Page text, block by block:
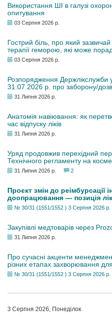
Використання ШІ в галузі
опитування
03 Серпня 2026 р.
Гострий біль, про який зазвичай
терапії геморою, які може
03 Серпня 2026 р.
Розпорядження Держлікслужби
31.07.2026 р. про заборону/
31 Липня 2026 р.
Анатомія навіювання: як
час відпуску ліків
31 Липня 2026 р.
Уряд продовжив перехідний
Технічного регламенту на
31 Липня 2026 р. 2
Проєкт змін до реімбурсації
доопрацювання — позиція
№ 30/31 (1551/1552 ) 3 Серпня 2026 р.
Закупівлі медтоварів через
31 Липня 2026 р.
Про сучасні акценти
різних етапах захворювання
№ 30/31 (1551/1552 ) 3 Серпня 2026 р.
3 Серпня 2026, Понеділок